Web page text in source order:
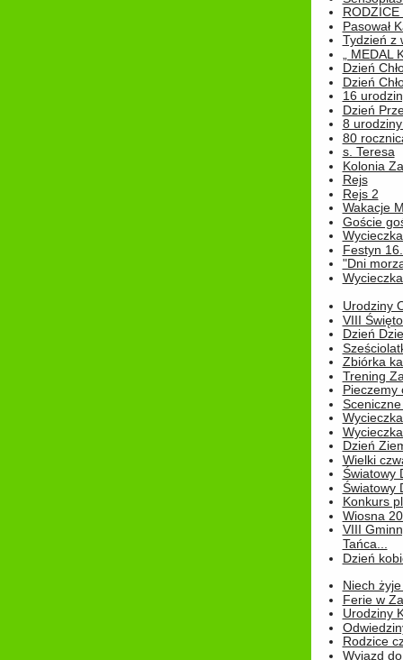
Pasował
Tydzień z
„
Dzień
Dzień
16
Dzień
8
80
s. Teresa
Kolonia
Rejs
Rejs 2
Wakacje
Goście
Festyn
"Dni
Urodziny
VIII
Dzień
Zbiórka
Trening
Pieczemy
Dzień
Wielki
Światowy
Światowy
Konkurs
Wiosna
VIII
Tańca...
Dzień
Niech
Ferie w
Urodziny
Rodzice
Wyjazd